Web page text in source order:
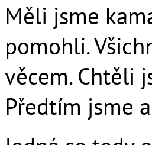
Měli jsme
pomohli.
věcem. Chtěli
Předtím jsme